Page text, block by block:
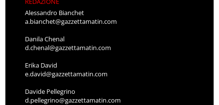
Alessandro Bianchet
a.bianchet@gazzettamatin.com
Danila Chenal
d.chenal@gazzettamatin.com
Erika David
e.david@gazzettamatin.com
Davide Pellegrino
d.pellegrino@gazzettamatin.com